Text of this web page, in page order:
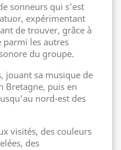
sonneurs qui s'est
expérimentant
de trouver, grâce à
parmi les autres
du groupe.
jouant sa musique de
Bretagne, puis en
nord-est des
visités, des couleurs
des